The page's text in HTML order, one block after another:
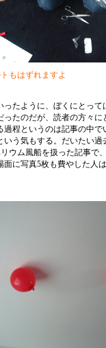
もはずれますよ
ったように、ぼくにとって
ったのだが、読者の方々に
過程というのは記事の中で
いう気もする。だいたい過
ウム風船を扱った記事で
面に写真5枚も費やした人